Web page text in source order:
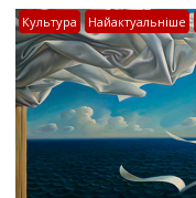
Культура Найактуальніше